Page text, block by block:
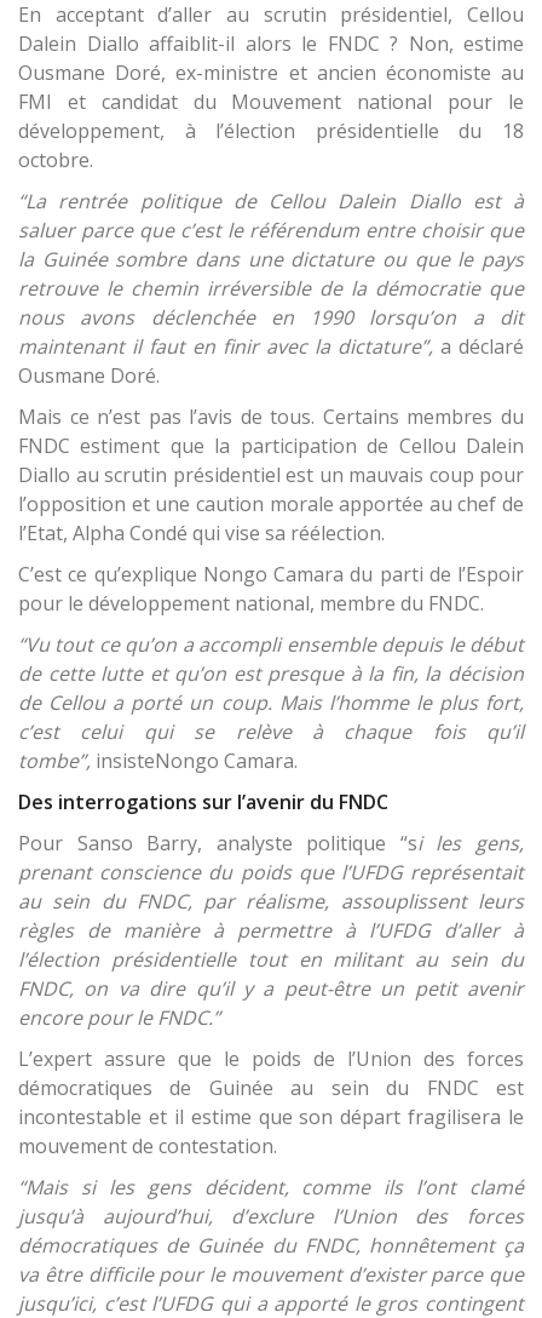
En acceptant d’aller au scrutin présidentiel, Cellou
Dalein Diallo affaiblit-il alors le FNDC ? Non, estime
Ousmane Doré, ex-ministre et ancien économiste au
FMI et candidat du Mouvement national pour le
développement, à l’élection présidentielle du 18
octobre.
“La rentrée politique de Cellou Dalein Diallo est à
saluer parce que c’est le référendum entre choisir que
la Guinée sombre dans une dictature ou que le pays
retrouve le chemin irréversible de la démocratie que
nous avons déclenchée en 1990 lorsqu’on a dit
maintenant il faut en finir avec la dictature”, a déclaré
Ousmane Doré.
Mais ce n’est pas l’avis de tous. Certains membres du
FNDC estiment que la participation de Cellou Dalein
Diallo au scrutin présidentiel est un mauvais coup pour
l’opposition et une caution morale apportée au chef de
l’Etat, Alpha Condé qui vise sa réélection.
C’est ce qu’explique Nongo Camara du parti de l’Espoir
pour le développement national, membre du FNDC.
“Vu tout ce qu’on a accompli ensemble depuis le début
de cette lutte et qu’on est presque à la fin, la décision
de Cellou a porté un coup. Mais l’homme le plus fort,
c’est celui qui se relève à chaque fois qu’il
tombe”, insisteNongo Camara.
Des interrogations sur l’avenir du FNDC
Pour Sanso Barry, analyste politique “si les gens,
prenant conscience du poids que l’UFDG représentait
au sein du FNDC, par réalisme, assouplissent leurs
règles de manière à permettre à l’UFDG d’aller à
l’élection présidentielle tout en militant au sein du
FNDC, on va dire qu’il y a peut-être un petit avenir
encore pour le FNDC.”
L’expert assure que le poids de l’Union des forces
démocratiques de Guinée au sein du FNDC est
incontestable et il estime que son départ fragilisera le
mouvement de contestation.
“Mais si les gens décident, comme ils l’ont clamé
jusqu’à aujourd’hui, d’exclure l’Union des forces
démocratiques de Guinée du FNDC, honnêtement ça
va être difficile pour le mouvement d’exister parce que
jusqu’ici, c’est l’UFDG qui a apporté le gros contingent